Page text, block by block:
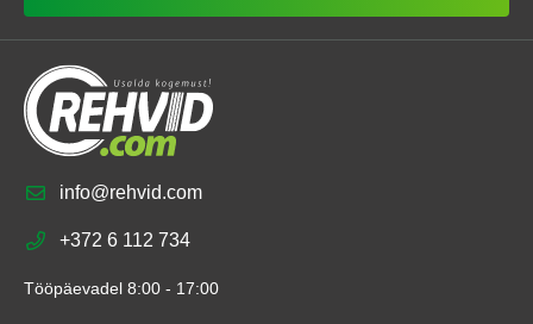
info@rehvid.com
+372 6 112 734
Tööpäevadel 8:00 - 17:00